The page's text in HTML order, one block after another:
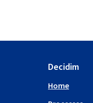
Decidim
Home